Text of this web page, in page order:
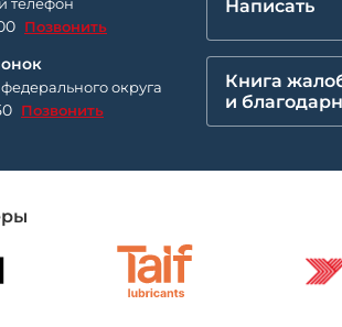
Позвонить
округа
Позвонить
Написать
Книга
и